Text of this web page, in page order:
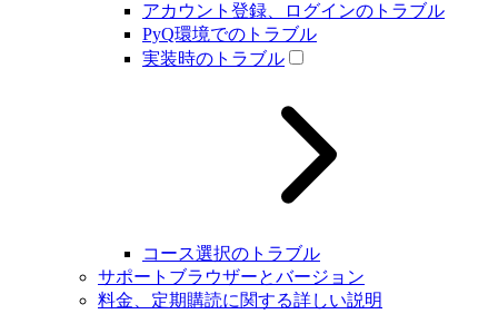
アカウント登録、ログインのトラブル
PyQ環境でのトラブル
実装時のトラブル
コース選択のトラブル
サポートブラウザーとバージョン
料金、定期購読に関する詳しい説明